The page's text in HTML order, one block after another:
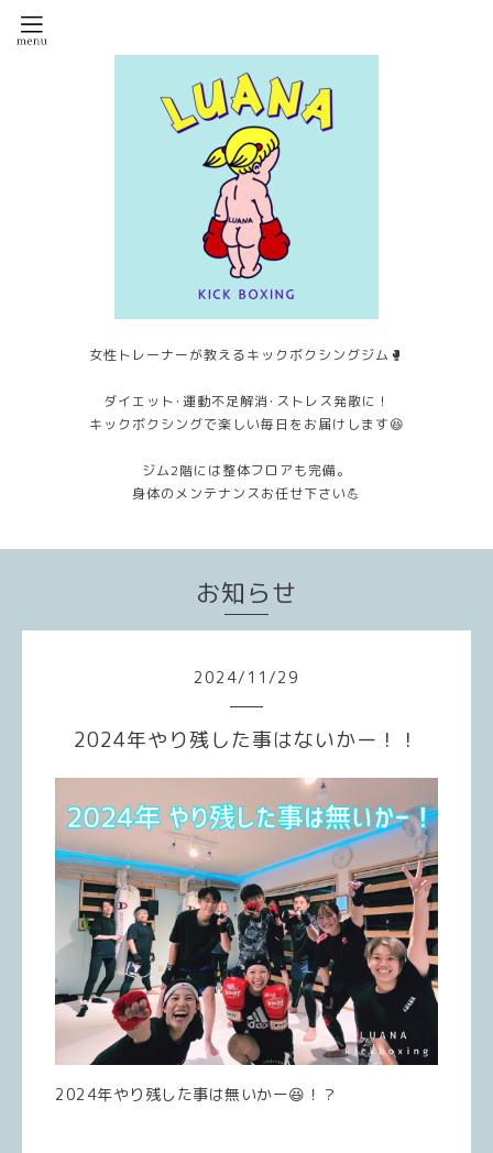
女性トレーナーが教えるキックボクシングジム🥊
ダイエット･運動不足解消･ストレス発散に！
キックボクシングで楽しい毎日をお届けします😆
ジム2階には整体フロアも完備。
身体のメンテナンスお任せ下さい💪
お知らせ
2024/ 11 /29
2024年やり残した事はないかー！！
2024年やり残した事は無いかー😆！？